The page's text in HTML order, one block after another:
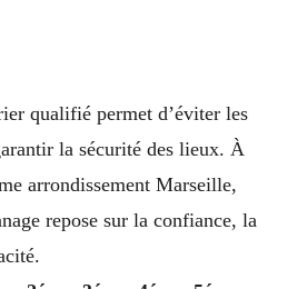
qualifié permet d’éviter les
la sécurité des lieux. À
arrondissement Marseille,
repose sur la confiance, la